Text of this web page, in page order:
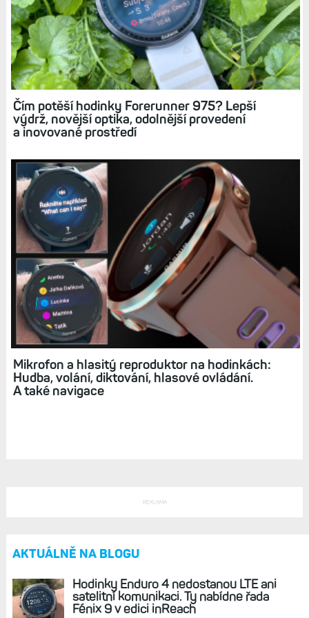
Index nositelnosti: Jak pohodlné jsou hodinky
na ruce, jak dobře se ovládají a jak se s nimi spí
(můj žebříček)
Čím potěší hodinky Forerunner 975? Lepší
výdrž, novější optika, odolnější provedení
a inovované prostředí
Hudba, volání, diktování, hlasové ovládání.
A také navigace